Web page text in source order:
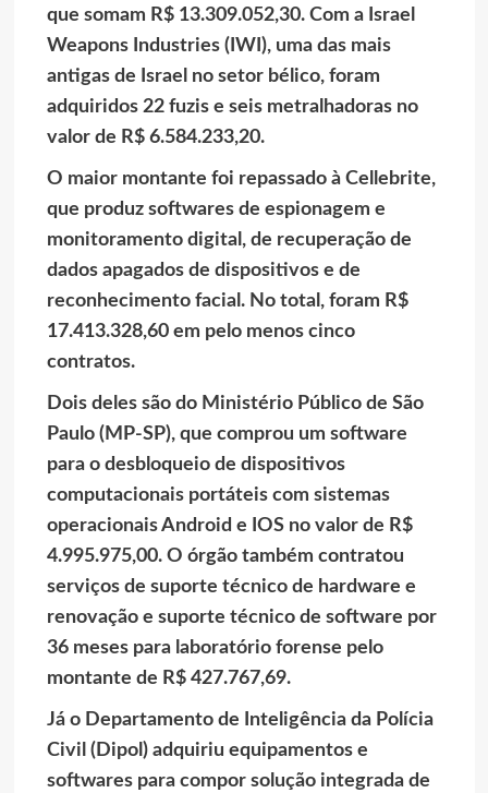
que somam R$ 13.309.052,30. Com a Israel
Weapons Industries (IWI), uma das mais
antigas de Israel no setor bélico, foram
adquiridos 22 fuzis e seis metralhadoras no
valor de R$ 6.584.233,20.
O maior montante foi repassado à Cellebrite,
que produz softwares de espionagem e
monitoramento digital, de recuperação de
dados apagados de dispositivos e de
reconhecimento facial. No total, foram R$
17.413.328,60 em pelo menos cinco
contratos.
Dois deles são do Ministério Público de São
Paulo (MP-SP), que comprou um software
para o desbloqueio de dispositivos
computacionais portáteis com sistemas
operacionais Android e IOS no valor de R$
4.995.975,00. O órgão também contratou
serviços de suporte técnico de hardware e
renovação e suporte técnico de software por
36 meses para laboratório forense pelo
montante de R$ 427.767,69.
Já o Departamento de Inteligência da Polícia
Civil (Dipol) adquiriu equipamentos e
softwares para compor solução integrada de